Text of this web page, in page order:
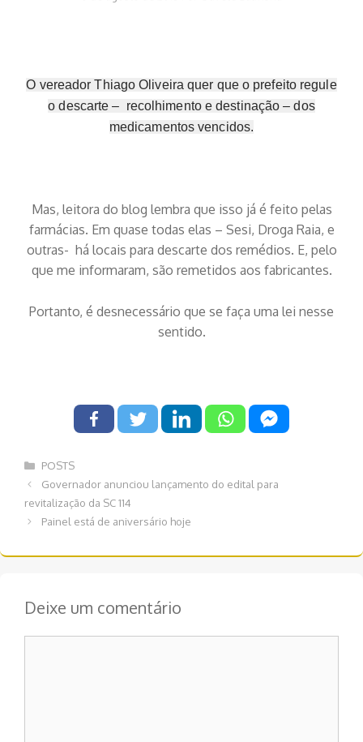
O vereador Thiago Oliveira quer que o prefeito regule
o descarte – recolhimento e destinação – dos
medicamentos vencidos.
Mas, leitora do blog lembra que isso já é feito pelas
farmácias. Em quase todas elas – Sesi, Droga Raia, e
outras- há locais para descarte dos remédios. E, pelo
que me informaram, são remetidos aos fabricantes.
Portanto, é desnecessário que se faça uma lei nesse
sentido.
Categorias
POSTS
Navegação
Governador anunciou lançamento do edital para
revitalização da SC 114
Painel está de aniversário hoje
Deixe um comentário